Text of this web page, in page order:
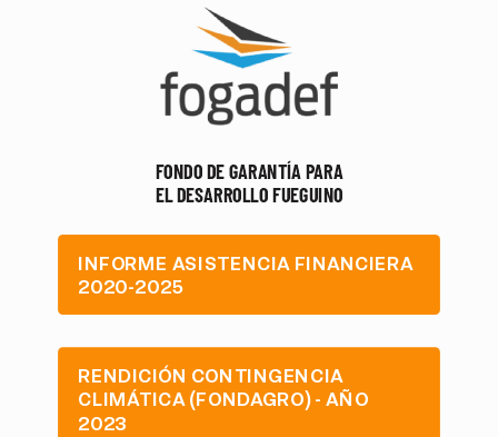
INFORME ASISTENCIA FINANCIERA
2020-2025
RENDICIÓN CONTINGENCIA
CLIMÁTICA (FONDAGRO) - AÑO
2023